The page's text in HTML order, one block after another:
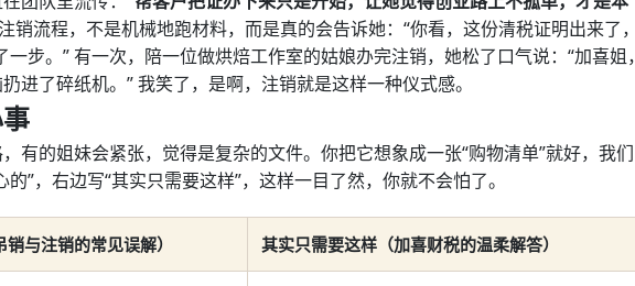
销流程，不是机械地跑材料，而是真的会告诉她：“你看，这份清税证明出来了，
一步。” 有一次，陪一位做烘焙工作室的姑娘办完注销，她松了口气说：“加喜姐，
进了碎纸机。” 我笑了，是啊，注销就是这样一种仪式感。
有的姐妹会紧张，觉得是复杂的文件。你把它想象成一张“购物清单”就好，我们
”，右边写“其实只需要这样”，这样一目了然，你就不会怕了。
与注销的常见误解） 其实只需要这样（加喜财税的温柔解答）